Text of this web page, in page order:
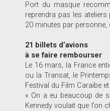
Port du masque
reprendra pas les
20 minutes par
21 billets d’avions
à se faire rembourser
Le 16 mars, la France
ou la Transat, le
Festival du Film Caraïbe
« On a eu beaucoup de
Kennedy voulait que l’on